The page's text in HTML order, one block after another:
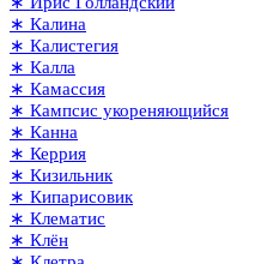
∗ Калина
∗ Калистегия
∗ Калла
∗ Камассия
∗ Кампсис укореняющийся
∗ Канна
∗ Керрия
∗ Кизильник
∗ Кипарисовик
∗ Клематис
∗ Клён